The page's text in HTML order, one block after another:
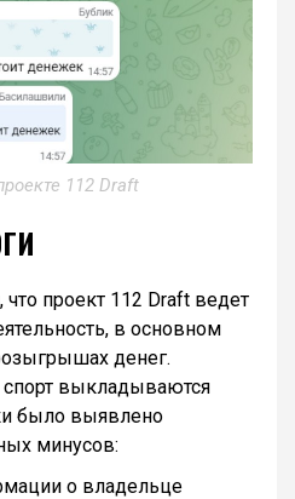
112 Draft
проект 112 Draft ведет
в основном
денег.
спорт выкладываются
было выявлено
минусов:
о владельце